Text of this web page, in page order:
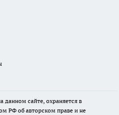
сайте, охраняется в
РФ об авторском праве и не